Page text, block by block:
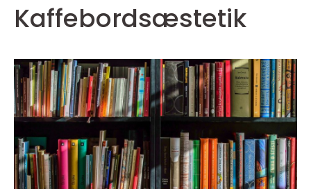
Kaffebordsæstetik